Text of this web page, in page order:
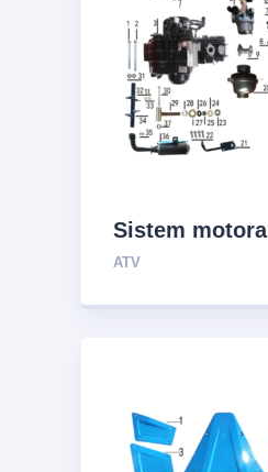
Sistem motora
ATV